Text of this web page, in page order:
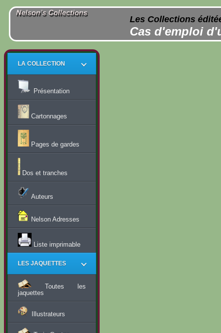
Les Collections
Cas d'emploi
LA COLLECTION
Présentation
Cartonnages
Pages de gardes
Dos et tranches
Auteurs
Nelson Adresses
Liste imprimable
LES JAQUETTES
Toutes les
jaquettes
Illustrateurs